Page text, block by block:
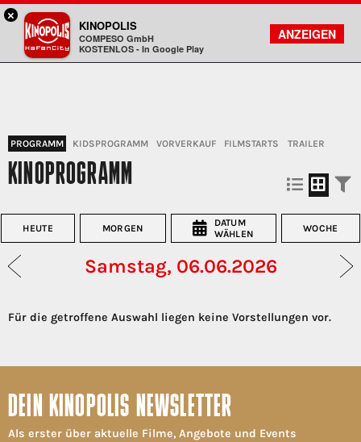
Kinopolis
FILMSUCHE
KONTO
PROGRAMM KIDSPROGRAMM VORVERKAUF FILMSTARTS TRAILER
KINOPROGRAMM
HEUTE MORGEN
DATUM
WÄHLEN
WOCHE
Samstag, 06.06.2026
Für die getroffene Auswahl liegen keine Vorstellungen vor.
DEIN KINOPOLIS NEWSLETTER
Als erster über aktuelle Filme, Angebote und Events
×
KINOPOLIS
COMPESO GmbH
KOSTENLOS - In Google Play
ANZEIGEN